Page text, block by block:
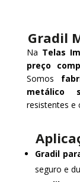
Gradil
Na Telas
preço
Somos
metálico
resistentes e
Gradil
seguro e